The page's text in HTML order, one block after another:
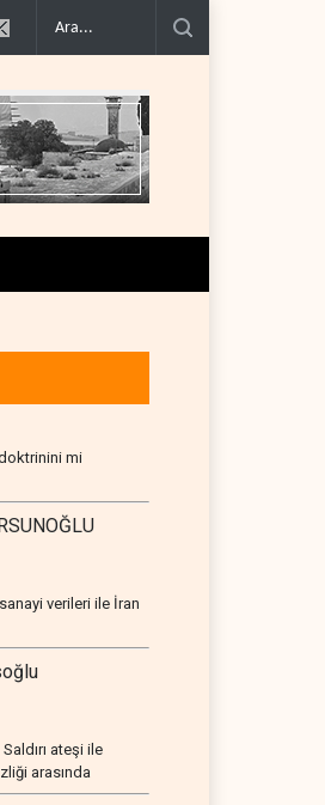
yanıtı: Önce sa.. Pentagon silah
mi
verileri ile İran
ateşi ile
arasında